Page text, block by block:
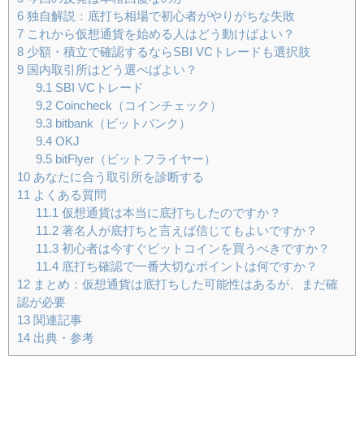
6 独自解説：底打ち相場で初心者がやりがちな失敗
7 これから仮想通貨を始める人はどう動けばよい？
8 少額・積立で確認するならSBI VCトレードも選択肢
9 国内取引所はどう選べばよい？
9.1 SBI VCトレード
9.2Coincheck（コインチェック）
9.3bitbank（ビットバンク）
9.4OKJ
9.5bitFlyer（ビットフライヤー）
10 あなたに合う取引所を診断する
11
よくある質問
11.1 仮想通貨は本当に底打ちしたのですか？
11.2著名人が底打ちと言えば信じてもよいですか？
11.3初心者は今すぐビットコインを買うべきですか？
11.4底打ち確認で一番大切なポイントは何ですか？
12 まとめ：仮想通貨は底打ちした可能性はあるが、まだ確
認が必要
13 関連記事
14 出典・参考